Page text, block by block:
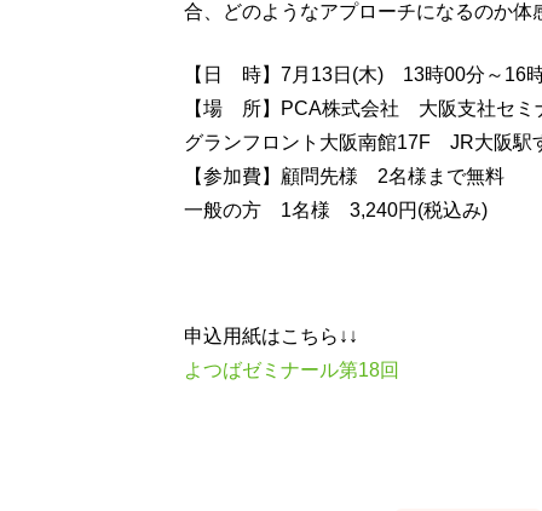
合、どのようなアプローチになるのか体
【日 時】7月13日(木) 13時00分～16
【場 所】PCA株式会社 大阪支社セミ
グランフロント大阪南館17F JR大阪駅
【参加費】顧問先様 2名様まで無料
一般の方 1名様 3,240円(税込み)
申込用紙はこちら↓↓
よつばゼミナール第18回